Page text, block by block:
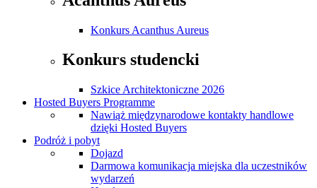
Konkurs Acanthus Aureus
Konkurs studencki
Szkice Architektoniczne 2026
Hosted Buyers Programme
Nawiąż międzynarodowe kontakty handlowe
dzięki Hosted Buyers
Podróż i pobyt
Dojazd
Darmowa komunikacja miejska dla uczestników
wydarzeń